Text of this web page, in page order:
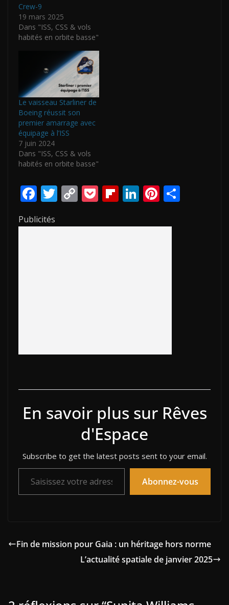
Crew-9
19 mars 2025
Dans "ISS, CSS & vols
habités en orbite basse"
Le vaisseau Starliner de
Boeing réussit son
premier amarrage avec
équipage à l’ISS
7 juin 2024
Dans "ISS, CSS & vols
habités en orbite basse"
F
e
T
itt
C
p
P
ck
Fli
b
Li
k
Pi
er
Publicités
En savoir plus sur Rêves
d'Espace
Subscribe to get the latest posts sent to your email.
Saisissez votre adresse e-mail…
Abonnez-vous
Fin de mission pour Gaia : un héritage hors norme
L’actualité spatiale de janvier 2025